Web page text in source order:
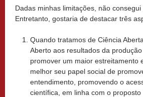
Dadas minhas limitações, não
Entretanto, gostaria de destacar três
Quando tratamos de Ciência
Aberto aos resultados da
promover um maior estreitamento
melhor seu papel social de
entendimento, promovendo o
científica, em linha com o